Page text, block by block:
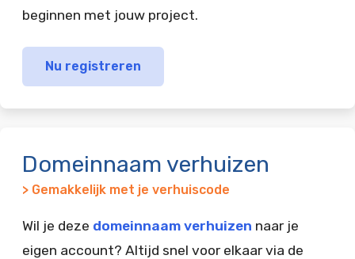
beginnen met jouw project.
Nu registreren
Domeinnaam verhuizen
> Gemakkelijk met je verhuiscode
Wil je deze domeinnaam verhuizen naar je
eigen account? Altijd snel voor elkaar via de